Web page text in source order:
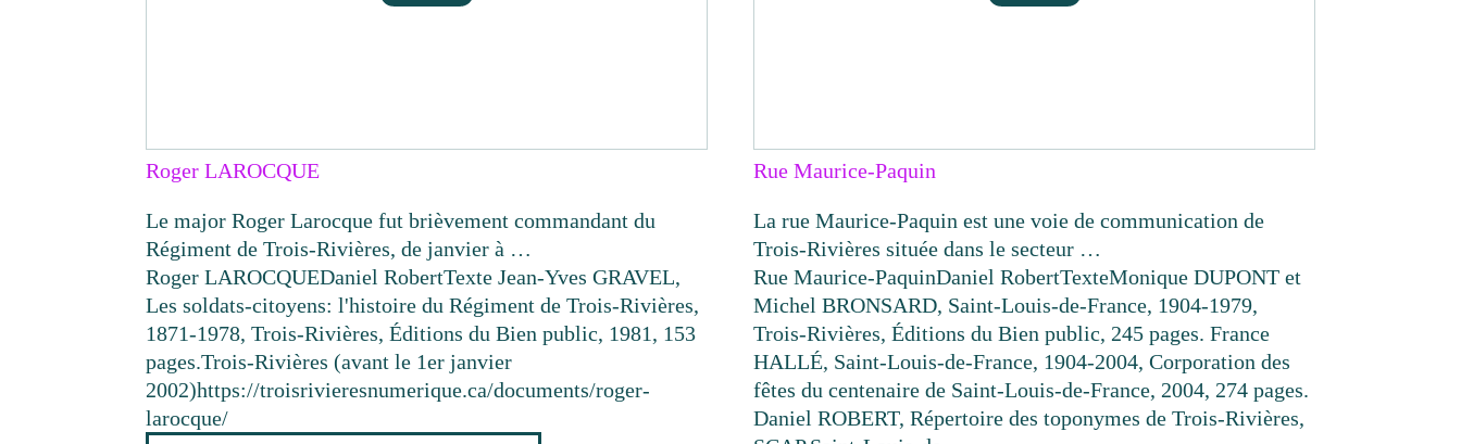
Roger LAROCQUE
Le major Roger Larocque fut brièvement commandant du
Régiment de Trois-Rivières, de janvier à …
Roger LAROCQUEDaniel RobertTexte Jean-Yves GRAVEL,
Les soldats-citoyens: l'histoire du Régiment de Trois-Rivières,
1871-1978, Trois-Rivières, Éditions du Bien public, 1981, 153
pages.Trois-Rivières (avant le 1er janvier
2002)https://troisrivieresnumerique.ca/documents/roger-
larocque/
Rue Maurice-Paquin
La rue Maurice-Paquin est une voie de communication de
Trois-Rivières située dans le secteur …
Rue Maurice-PaquinDaniel RobertTexteMonique DUPONT et
Michel BRONSARD, Saint-Louis-de-France, 1904-1979,
Trois-Rivières, Éditions du Bien public, 245 pages. France
HALLÉ, Saint-Louis-de-France, 1904-2004, Corporation des
fêtes du centenaire de Saint-Louis-de-France, 2004, 274 pages.
Daniel ROBERT, Répertoire des toponymes de Trois-Rivières,